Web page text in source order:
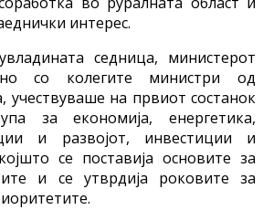
интерес.
седница, министерот
со колегите министри од
учествуваше на првиот состанок
за економија, енергетика,
и развојот, инвестиции и
се поставија основите за
и се утврдија роковите за